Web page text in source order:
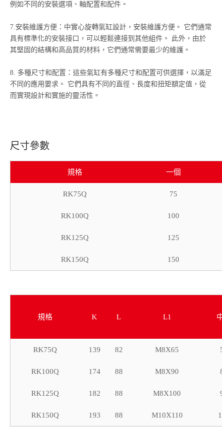
例如不同的安裝選項、軸配置和配件。
7.安裝維護方便：中實心旋轉氣缸設計，安裝維護方便。 它們通常
具有標準化的安裝接口，可以輕鬆連接到其他組件。 此外，由於
其堅固的結構和高品質的材料，它們通常需要最少的維護。
8. 多種尺寸和配置：這些氣缸有多種尺寸和配置可供選擇，以滿足
不同的應用要求。 它們具有不同的直徑、長度和扭矩額定值，從
而實現設計和實施的靈活性。
尺寸參數
規格 一個
RK75Q 75
RK100Q 100
RK125Q 125
RK150Q 150
規格 K L L1
RK75Q 139 82 M8X65
RK100Q 174 88 M8X90
RK125Q 182 88 M8X100
RK150Q 193 88 M10X110